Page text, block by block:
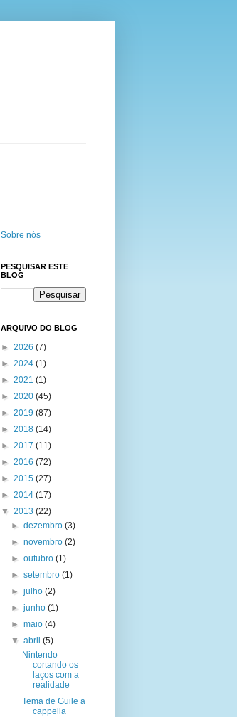
Sobre nós
PESQUISAR ESTE
BLOG
ARQUIVO DO BLOG
► 2026 (7)
► 2024 (1)
► 2021 (1)
► 2020 (45)
► 2019 (87)
► 2018 (14)
► 2017 (11)
► 2016 (72)
► 2015 (27)
► 2014 (17)
▼ 2013 (22)
►dezembro(3)
►novembro(2)
►outubro(1)
►setembro(1)
►julho(2)
►junho(1)
►maio(4)
▼abril(5)
Nintendo
cortando os
laços com a
realidade
Tema de Guile a
cappella